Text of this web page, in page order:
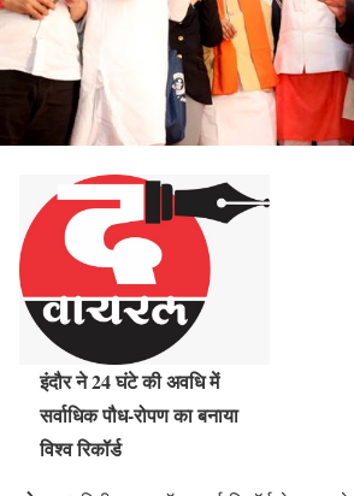
इंदौर ने 24 घंटे की अवधि में
सर्वाधिक पौध-रोपण का बनाया
विश्व रिकॉर्ड